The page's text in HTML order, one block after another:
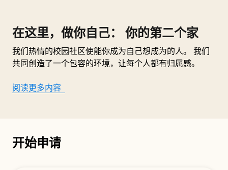
在这里，做你自己： 你的第二个家
我们热情的校园社区使能你成为自己想成为的人。 我们
共同创造了一个包容的环境，让每个人都有归属感。
阅读更多内容
开始申请